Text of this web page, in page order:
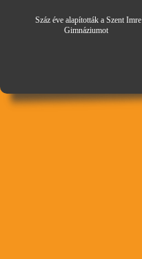
Száz éve alapították a Szent Imre
Gimnáziumot